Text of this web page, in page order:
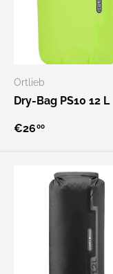
Ortlieb
Dry-Bag PS10 12 L
€2600